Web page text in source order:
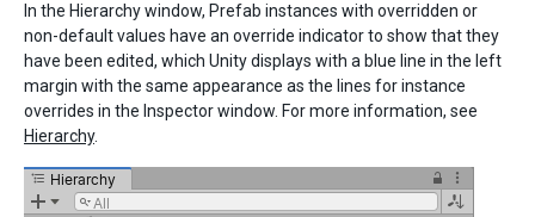
In the Hierarchy window, Prefab instances with overridden or
non-default values have an override indicator to show that they
have been edited, which Unity displays with a blue line in the left
margin with the same appearance as the lines for instance
overrides in the Inspector window. For more information, see
Hierarchy.